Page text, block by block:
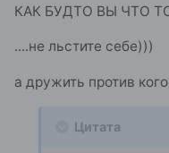
КАК БУДТО ВЫ ЧТО
....не льстите себе)))
а дружить против
Цитата